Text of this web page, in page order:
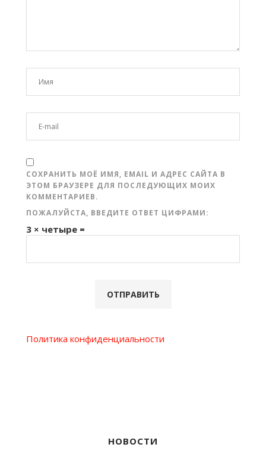
СОХРАНИТЬ МОЁ ИМЯ, EMAIL И АДРЕС САЙТА В
ЭТОМ БРАУЗЕРЕ ДЛЯ ПОСЛЕДУЮЩИХ МОИХ
КОММЕНТАРИЕВ.
ПОЖАЛУЙСТА, ВВЕДИТЕ ОТВЕТ ЦИФРАМИ:
3 × четыре =
Политика конфиденциальности
НОВОСТИ